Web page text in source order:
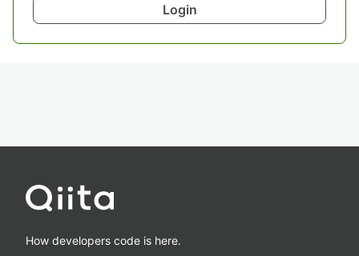
Login
How developers code is here.